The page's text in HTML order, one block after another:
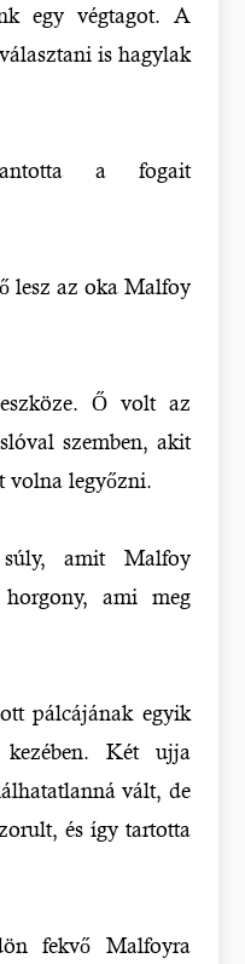
egy végtagot. A
is hagylak
a fogait
lesz az oka Malfoy
Ő volt az
szemben, akit
volna legyőzni.
amit Malfoy
ami meg
pálcájának egyik
Két ujja
vált, de
és így tartotta
fekvő Malfoyra